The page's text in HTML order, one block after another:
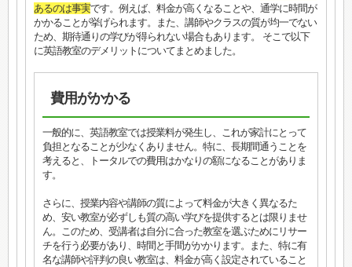
あるのは事実です。例えば、料金が高くなることや、通学に時間が
かかることが挙げられます。また、講師やクラスの質が均一でない
ため、期待通りの学びが得られない場合もあります。 そこで以下
に英語教室のデメリットについてまとめました。
費用がかかる
一般的に、英語教室では授業料が発生し、これが家計にとって
負担となることが少なくありません。特に、長期間通うことを
考えると、トータルでの費用はかなりの額になることがありま
す。
さらに、授業内容や講師の質によって料金が大きく異なるた
め、安い教室が必ずしも質の高い学びを提供するとは限りませ
ん。このため、受講者は自分に合った教室を選ぶためにリサー
チを行う必要があり、時間と手間がかかります。また、特に有
名な講師や評判の良い教室は、料金が高く設定されていること